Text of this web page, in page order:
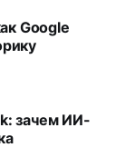
Google
зачем ИИ-